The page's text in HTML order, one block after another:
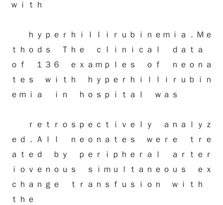
ｗｉｔｈ
ｈｙｐｅｒｈｉｌｌｉｒｕｂｉｎｅｍｉａ．Ｍｅ
ｔｈｏｄｓ Ｔｈｅ ｃｌｉｎｉｃａｌ ｄａｔａ
ｏｆ １３６ ｅｘａｍｐｌｅｓ ｏｆ ｎｅｏｎａ
ｔｅｓ ｗｉｔｈ ｈｙｐｅｒｈｉｌｌｉｒｕｂｉｎ
ｅｍｉａ ｉｎ ｈｏｓｐｉｔａｌ ｗａｓ
ｒｅｔｒｏｓｐｅｃｔｉｖｅｌｙ ａｎａｌｙｚ
ｅｄ．Ａｌｌ ｎｅｏｎａｔｅｓ ｗｅｒｅ ｔｒｅ
ａｔｅｄ ｂｙ ｐｅｒｉｐｈｅｒａｌ ａｒｔｅｒ
ｉｏｖｅｎｏｕｓ ｓｉｍｕｌｔａｎｅｏｕｓ ｅｘ
ｃｈａｎｇｅ ｔｒａｎｓｆｕｓｉｏｎ ｗｉｔｈ
ｔｈｅ